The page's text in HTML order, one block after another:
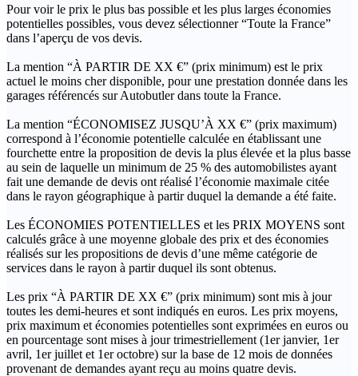
Pour voir le prix le plus bas possible et les plus larges économies
potentielles possibles, vous devez sélectionner “Toute la France”
dans l’aperçu de vos devis.
La mention “À PARTIR DE XX €” (prix minimum) est le prix
actuel le moins cher disponible, pour une prestation donnée dans les
garages référencés sur Autobutler dans toute la France.
La mention “ÉCONOMISEZ JUSQU’À XX €” (prix maximum)
correspond à l’économie potentielle calculée en établissant une
fourchette entre la proposition de devis la plus élevée et la plus basse
au sein de laquelle un minimum de 25 % des automobilistes ayant
fait une demande de devis ont réalisé l’économie maximale citée
dans le rayon géographique à partir duquel la demande a été faite.
Les ÉCONOMIES POTENTIELLES et les PRIX MOYENS sont
calculés grâce à une moyenne globale des prix et des économies
réalisés sur les propositions de devis d’une même catégorie de
services dans le rayon à partir duquel ils sont obtenus.
Les prix “À PARTIR DE XX €” (prix minimum) sont mis à jour
toutes les demi-heures et sont indiqués en euros. Les prix moyens,
prix maximum et économies potentielles sont exprimées en euros ou
en pourcentage sont mises à jour trimestriellement (1er janvier, 1er
avril, 1er juillet et 1er octobre) sur la base de 12 mois de données
provenant de demandes ayant reçu au moins quatre devis.